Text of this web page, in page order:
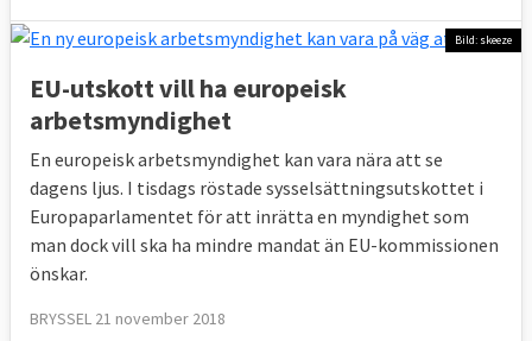
Bild: skeeze
EU-utskott vill ha europeisk
arbetsmyndighet
En europeisk arbetsmyndighet kan vara nära att se
dagens ljus. I tisdags röstade sysselsättningsutskottet i
Europaparlamentet för att inrätta en myndighet som
man dock vill ska ha mindre mandat än EU-kommissionen
önskar.
BRYSSEL 21 november 2018